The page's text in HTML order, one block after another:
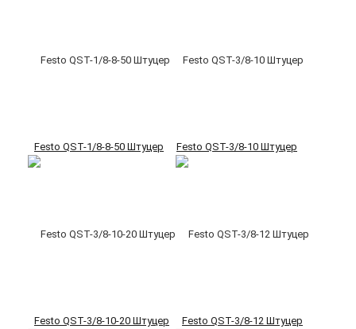
Festo QST-1/8-8-50 Штуцер Festo QST-3/8-10 Штуцер
Festo QST-3/8-10-20 Штуцер Festo QST-3/8-12 Штуцер